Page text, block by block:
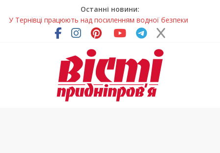
Останні новини:
У Тернівці працюють над посиленням водної безпеки
На Дніпропетровщині різко зросла кількість пожеж в
У Самарі провели незвичайний майстер-клас
Світлові рішення майстрів із Дніпра визнали найкращими в
Засинання після півночі може негативно впливати на